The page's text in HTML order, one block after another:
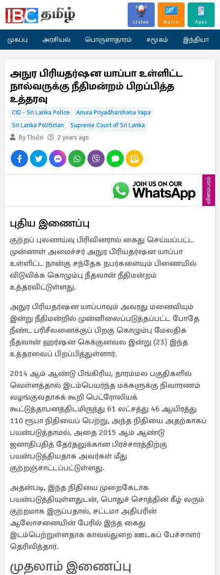
Listen Watch Apps
முகப்பு அரசியல் பொருளாதாரம் சமூகம் இந்தியா
அநுர பிரியதர்ஷன யாப்பா உள்ளிட்ட
நால்வருக்கு நீதிமன்றம் பிறப்பித்த
உத்தரவு
CID - Sri Lanka Police
Anura Priyadharshana Yapa
Sri Lanka Politician
Supreme Court of Sri Lanka
By Thulsi
2 years ago
விளம்பரம்
புதிய இணைப்பு
குற்றப் புலனாய்வு பிரிவினரால் கைது செய்யப்பட்ட
முன்னாள் அமைச்சர் அநுர பிரியதர்ஷன யாப்பா
உள்ளிட்ட நான்கு சந்தேக நபர்களையும் பிணையில்
விடுவிக்க கொழும்பு நீதவான் நீதிமன்றம்
உத்தரவிட்டுள்ளது.
அநுர பிரியதர்ஷன யாப்பாவும் அவரது மனைவியும்
இன்று நீதிமன்றில் முன்னிலைப்படுத்தப்பட்ட போதே
நீண்ட பரிசீலனைக்குப் பிறகு கொழும்பு மேலதிக
நீதவான் ஹர்ஷன கெக்குனவல இன்று (23) இந்த
உத்தரவைப் பிறப்பித்துள்ளார்.
2014 ஆம் ஆண்டு பிங்கிரிய, நாரம்மல பகுதிகளில்
வெள்ளத்தால் இடம்பெயர்ந்த மக்களுக்கு நிவாரணம்
வழங்குவதாகக் கூறி பெட்ரோலியக்
கூட்டுத்தாபனத்திடமிருந்து 61 லட்சத்து 46 ஆயிரத்து
110 ரூபா நிதியைப் பெற்று, அந்த நிதியை அதற்காகப்
பயன்படுத்தாமல், அதை 2015 ஆம் ஆண்டு
ஜனாதிபதித் தேர்தலுக்கான பிரச்சாரத்திற்கு
பயன்படுத்தியதாக அவர்கள் மீது
குற்றஞ்சாட்டப்பட்டுள்ளது.
அதன்படி, இந்த நிதியை முறைகேடாக
பயன்படுத்தியுள்ளதுடன், பொதுச் சொத்தின் கீழ் வரும்
குற்றமாக இருப்பதால், சட்டமா அதிபரின்
ஆலோசனையின் பேரில் இந்த கைது
இடம்பெற்றுள்ளதாக காவல்துறை ஊடகப் பேச்சாளர்
தெரிவித்தார்.
முதலாம் இணைப்பு